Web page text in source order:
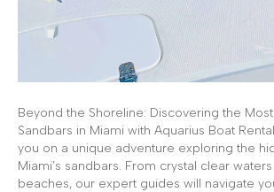
Beyond the Shoreline: Discovering the
Sandbars in Miami with Aquarius Boat
you on a unique adventure exploring the
Miami’s sandbars. From crystal clear
beaches, our expert guides will navigate